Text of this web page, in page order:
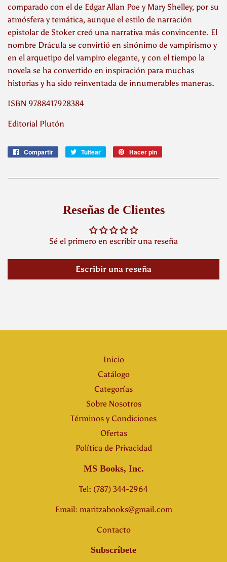
comparado con el de Edgar Allan Poe y Mary Shelley, por su
atmósfera y temática, aunque el estilo de narración
epistolar de Stoker creó una narrativa más convincente. El
nombre Drácula se convirtió en sinónimo de vampirismo y
en el arquetipo del vampiro elegante, y con el tiempo la
novela se ha convertido en inspiración para muchas
historias y ha sido reinventada de innumerables maneras.
ISBN 9788417928384
Editorial Plutón
Compartir
CompartirTuitear
Tuitear Hacer pin
Reseñas de Clientes
Sé el primero en escribir una reseña
Escribir una reseña
Inicio
Catálogo
Categorías
Sobre Nosotros
Términos y Condiciones
Ofertas
Política de Privacidad
MS Books, Inc.
Tel: (787) 344-2964
Email: maritzabooks@gmail.com
Contacto
Subscríbete